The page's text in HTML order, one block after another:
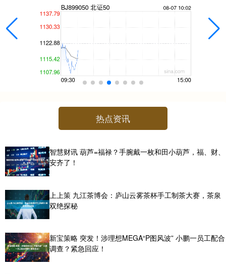
热点资讯
智慧财讯 葫芦=福禄？手腕戴一枚和田小葫芦，福、财、
安齐了！
上上策 九江茶博会：庐山云雾茶杯手工制茶大赛，茶泉
双绝探秘
新宝策略 突发！涉理想MEGA“P图风波” 小鹏一员工配合
调查？紧急回应！